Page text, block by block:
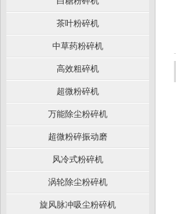
茶叶粉碎机
中草药粉碎机
高效粗碎机
超微粉碎机
万能除尘粉碎机
超微粉碎振动磨
风冷式粉碎机
涡轮除尘粉碎机
旋风脉冲吸尘粉碎机